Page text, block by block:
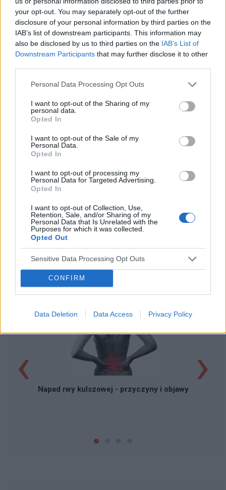
your opt-out. You may separately opt-out of the further
disclosure of your personal information by third parties on the
IAB’s list of downstream participants. This information may
also be disclosed by us to third parties on the IAB’s List of
Downstream Participants that may further disclose it to other
Personal Data Processing Opt Outs
I want to opt-out of the Sharing of my
personal data.
Opted In
I want to opt-out of the Sale of my
Personal Data.
Opted In
I want to opt-out of processing my
Personal Data for Targeted Advertising.
Opted In
I want to opt-out of Collection, Use,
Retention, Sale, and/or Sharing of my
Personal Data that Is Unrelated with the
Purposes for which it was collected.
Opted Out
Sensitive Data Processing Opt Outs
CONFIRM
Data Deletion Data Access Privacy Policy
drzemki w ciągu dnia też zrywy się trafiają ale
słabsze, staram się drzemek nie robić. Niczego
nie pamiętam. Głównie te zrywy występują w
pierwszej połowie nocy Kamera rejestruje mi
około od 2 do 5 ciężkich zrywów co noc, w tym
zadeklarował, że to na 90% padaczka nocna.
od 250mg x 2 aż do 1250 x 2 na dobę. Poprawy
nie widzę żadnej. W szpitalu terminy na rok do
praktycznie nie działa a żyć jakoś trzeba.W ciągu
dnia totalna padaka i zmęczenie. Wszystko się
wagę w styczniu, odstawiłem cukier, zacząłem
się ruszać, wpadłem w lekki stres metaboliczny.
POWIĄZANE
Tematy czas wolny neurologia rozrywka
neurolog
Reklama:
POWIĄZANE ARTYKUŁY
Napad rwy kulszowej - przyczyny i objawy
‹ ›